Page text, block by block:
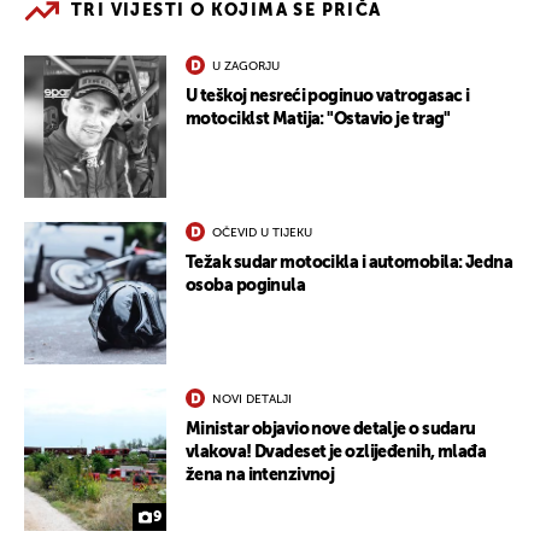
TRI VIJESTI O KOJIMA SE PRIČA
U ZAGORJU
U teškoj nesreći poginuo vatrogasac i
motociklst Matija: "Ostavio je trag"
OČEVID U TIJEKU
Težak sudar motocikla i automobila: Jedna
osoba poginula
9
NOVI DETALJI
Ministar objavio nove detalje o sudaru
vlakova! Dvadeset je ozlijeđenih, mlađa
žena na intenzivnoj